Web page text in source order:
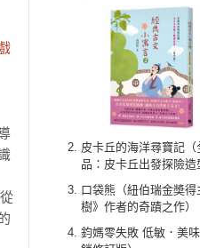
皮卡丘的海洋尋寶記（
品：皮卡丘出發探險造
口袋熊（紐伯瑞金奬得
樹》作者的奇蹟之作）
鈞媽零失敗 低敏．美